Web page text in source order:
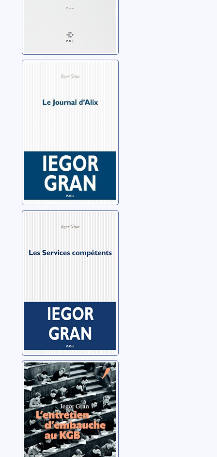
compétents
Gran, Iegor
L'entretien
d'embauche au
KGB
Gran, Iegor